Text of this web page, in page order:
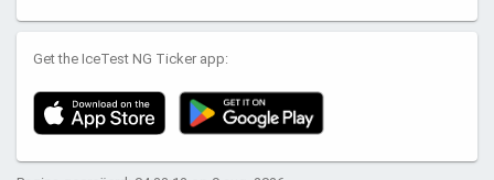
Get the IceTest NG Ticker app: